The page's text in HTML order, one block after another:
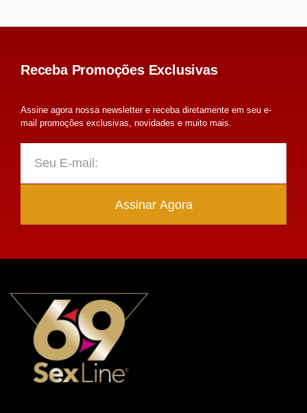
Receba Promoções Exclusivas
Assine agora nossa newsletter e receba diretamente em seu e-
mail promoções exclusivas, novidades e muito mais.
Assinar Agora